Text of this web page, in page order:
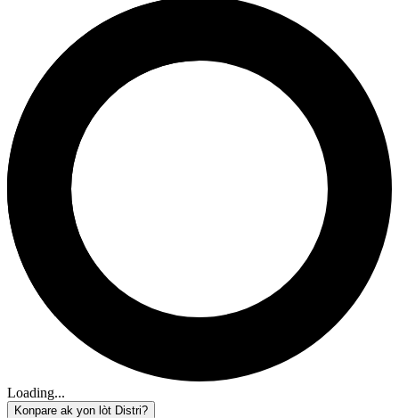
Loading...
Konpare ak yon lòt Distri?